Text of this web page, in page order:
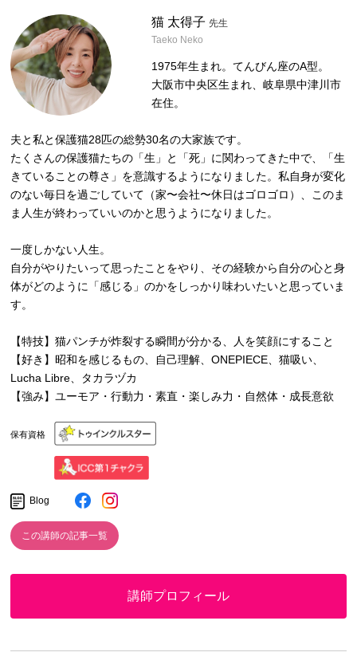
猫 太得子 先生
Taeko Neko
1975年生まれ。てんびん座のA型。
大阪市中央区生まれ、岐阜県中津川市
在住。
夫と私と保護猫28匹の総勢30名の大家族です。
たくさんの保護猫たちの「生」と「死」に関わってきた中で、「生
きていることの尊さ」を意識するようになりました。私自身が変化
のない毎日を過ごしていて（家〜会社〜休日はゴロゴロ）、このま
ま人生が終わっていいのかと思うようになりました。
一度しかない人生。
自分がやりたいって思ったことをやり、その経験から自分の心と身
体がどのように「感じる」のかをしっかり味わいたいと思っていま
す。
【特技】猫パンチが炸裂する瞬間が分かる、人を笑顔にすること
【好き】昭和を感じるもの、自己理解、ONEPIECE、猫吸い、
Lucha Libre、タカラヅカ
【強み】ユーモア・行動力・素直・楽しみ力・自然体・成長意欲
保有資格
Blog
この講師の記事一覧
講師プロフィール